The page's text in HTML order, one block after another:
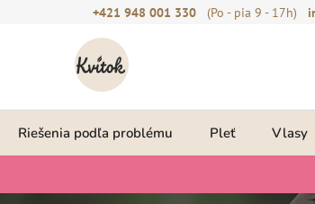
+421 948 001 330 (Po - pia 9 - 17h)
Riešenia podľa problému Pleť Vlasy